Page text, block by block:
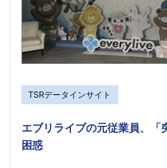
TSRデータインサイト
エブリライブの元従業員、「
困惑